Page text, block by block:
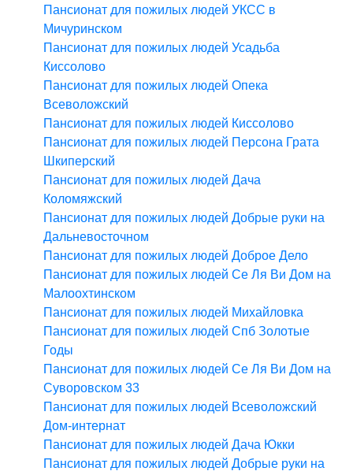
Пансионат для пожилых людей УКСС в
Мичуринском
Пансионат для пожилых людей Усадьба
Киссолово
Пансионат для пожилых людей Опека
Всеволожский
Пансионат для пожилых людей Киссолово
Пансионат для пожилых людей Персона Грата
Шкиперский
Пансионат для пожилых людей Дача
Коломяжский
Пансионат для пожилых людей Добрые руки на
Дальневосточном
Пансионат для пожилых людей Доброе Дело
Пансионат для пожилых людей Се Ля Ви Дом на
Малоохтинском
Пансионат для пожилых людей Михайловка
Пансионат для пожилых людей Спб Золотые
Годы
Пансионат для пожилых людей Се Ля Ви Дом на
Суворовском 33
Пансионат для пожилых людей Всеволожский
Дом-интернат
Пансионат для пожилых людей Дача Юкки
Пансионат для пожилых людей Добрые руки на